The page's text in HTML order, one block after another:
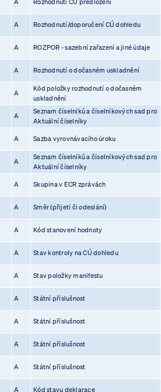
A Rozhodnutí/doporučení CÚ dohledu
A ROZPOR - sazební zařazení a jiné údaje
A Rozhodnutí o dočasném uskladnění
A
Kód položky rozhodnutí o dočasném
uskladnění
A
Seznam číselníků a číselníkových sad pro
Aktuální číselníky
A Sazba vyrovnávacího úroku
A
Seznam číselníků a číselníkových sad pro
Aktuální číselníky
A Skupina v ECR zprávách
A Směr (přijetí či odeslání)
A Kód stanovení hodnoty
A Stav kontroly na CÚ dohledu
A Stav položky manifestu
A Státní příslušnost
A Státní příslušnost
A Státní příslušnost
A Státní příslušnost
A Kód stavu deklarace